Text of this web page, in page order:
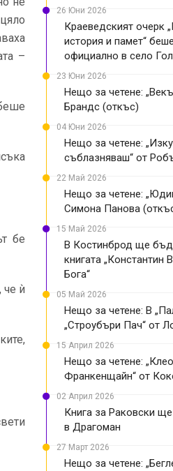
–
бе
че ѝ
26 Юни 2026
Краеведският очерк
история и памет“
официално в село
23 Юни 2026
Нещо за четене:
Брандс (откъс)
04 Юни 2026
Нещо за четене:
съблазняваш“ от
22 Май 2026
Нещо за четене:
Симона Панова
15 Май 2026
В Костинброд ще
книгата „Константин
Бога“
05 Май 2026
Нещо за четене: В
„Строубъри Пач“ от
15 Април 2026
Нещо за четене:
Франкенщайн“ от
02 Април 2026
Книга за Раковски
в Драгоман
27 Март 2026
Нещо за четене: